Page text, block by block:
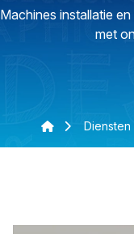
Machines installatie
met
Diensten